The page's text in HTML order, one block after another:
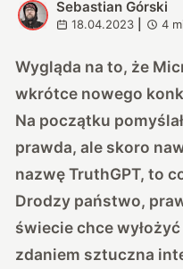
S
Sebastian Górski
18.04.2023 4
Wygląda na to, że
wkrótce nowego
Na początku
prawda, ale skoro
nazwę TruthGPT, to
Drodzy państwo,
świecie chce
zdaniem sztuczna